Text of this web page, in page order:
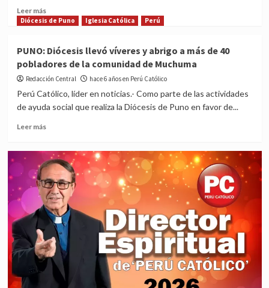
[FOTOS]
Leer másRead
more
Señor
de
los
Milagros
recorrerá
calles
Diócesis de Puno Iglesia Católica Perú
PUNO: Diócesis llevó víveres y abrigo a más de 40
pobladores de la comunidad de Muchuma
Redacción Central hace 6 años en Perú Católico
Perú Católico, líder en noticias.- Como parte de las actividades
de ayuda social que realiza la Diócesis de Puno en favor de...
Leer másRead
PUNO:
Diócesis
llevó
víveres
y
abrigo
más
de
40
pobladores